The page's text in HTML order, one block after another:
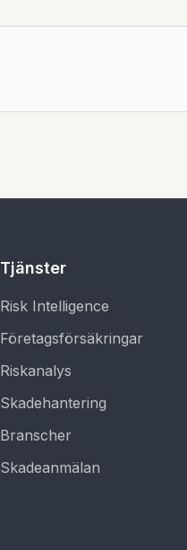
Tjänster
Risk Intelligence
Företagsförsäkringar
Riskanalys
Skadehantering
Branscher
Skadeanmälan